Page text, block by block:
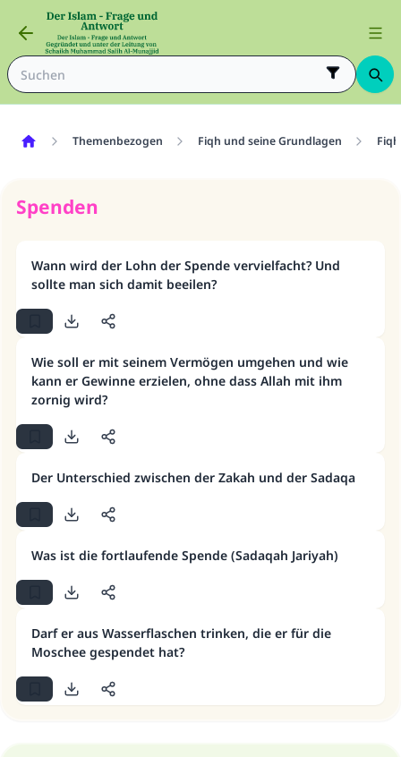
Themenbezogen Fiqh und seine Grundlagen Fiqh
Spenden
Wann wird der Lohn der Spende vervielfacht? Und
sollte man sich damit beeilen?
Wie soll er mit seinem Vermögen umgehen und wie
kann er Gewinne erzielen, ohne dass Allah mit ihm
zornig wird?
Der Unterschied zwischen der Zakah und der Sadaqa
Was ist die fortlaufende Spende (Sadaqah Jariyah)
Darf er aus Wasserflaschen trinken, die er für die
Moschee gespendet hat?
Die Antwort Nr. 110845 rettete eine
ihm- sagte:
"Wer zum Guten aufruft, hat den Lohn
(MUSLIM 1893)